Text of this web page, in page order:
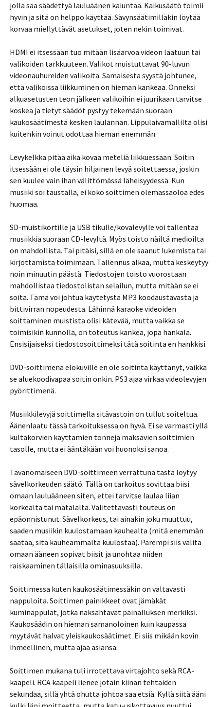
jolla saa säädettyä lauluäänen kaiuntaa. Kaikusäätö toimii
hyvin ja sitä on helppo käyttää. Sävynsäätimilläkin löytää
korvaa miellyttävät asetukset, joten nekin toimivat.
HDMI ei itsessään tuo mitään lisäarvoa videon laatuun tai
valikoiden tarkkuuteen. Valikot muistuttavat 90-luvun
videonauhureiden valikoita. Samaisesta syystä johtunee,
että valikoissa liikkuminen on hieman kankeaa. Onneksi
alkuasetusten teon jälkeen valikoihin ei juurikaan tarvitse
koskea ja tietyt säädöt pystyy tekemään suoraan
kaukosäätimestä kesken laulannan. Lippulaivamallilta olisi
kuitenkin voinut odottaa hieman enemmän.
Levykelkka pitää aika kovaa meteliä liikkuessaan. Soitin
itsessään ei ole täysin hiljainen levyä soitettaessa, joskin
sen kuulee vain ihan välittömässä läheisyydessä. Kun
musiiki soi taustalla, ei koko soittimen olemassaoloa edes
huomaa.
SD-muistikortille ja USB tikulle/kovalevylle voi tallentaa
musiikkia suoraan CD-levyltä. Myös toisto näiltä medioilta
on mahdollista. Tai pitäisi, sillä en ole saanut lukemista tai
kirjottamista toimimaan. Tallennus alkaa, mutta keskeytyy
noin minuutin päästä. Tiedostojen toisto vuorostaan
mahdollistaa tiedostolistan selailun, mutta mitään se ei
soita. Tämä voi johtua käytetystä MP3 koodaustavasta ja
bittivirran nopeudesta. Lähinnä karaoke videoiden
soittaminen muistista olisi kätevää, mutta vaikka se
toimisikin kunnolla, on toteutus kankea, jopa hankala.
Ensisijaiseksi tiedostosoittimeksi tätä soitinta en hankkisi.
DVD-soittimena elokuville en ole soitinta käyttänyt, vaikka
se aluekoodivapaa soitin onkin. PS3 ajaa virkaa videolevyjen
pyörittimenä.
Musiikkilevyjä soittimella sitävastoin on tullut soiteltua.
Äänenlaatu tässä tarkoituksessa on hyvä. Ei se varmasti yllä
kultakorvien käyttämien tonneja maksavien soittimien
tasolle, mutta ei ääntäkään voi huonoksi sanoa.
Tavanomaiseen DVD-soittimeen verrattuna tästä löytyy
sävelkorkeuden säätö. Tällä on tarkoitus sovittaa biisi
omaan lauluääneen siten, ettei tarvitse laulaa liian
korkealta tai matalalta. Valitettavasti touteus on
epäonnistunut. Sävelkorkeus, tai ainakin joku muuttuu,
saaden musiikin kuulostamaan kauhealta (mitä enemmän
säätää, sitä kauheammalta kuulostaa). Parempi siis valita
omaan ääneen sopivat biisit ja unohtaa niiden
raiskaaminen tällaisilla ominasuuksilla.
Soittimessa kuten kaukosäätimessäkin on valtavasti
nappuloita. Soittimen painikkeet ovat jämäkät
kuminappulat, jotka naksahtavat painalluksen merkiksi.
Kaukosäädin on hieman samanoloinen kuin kaupassa
myytävät halvat yleiskaukosäätimet. Ei siis mikään kovin
ihmeellinen, mutta ajaa asiansa.
Soittimen mukana tuli irrotettava virtajohto sekä RCA-
kaapeli. RCA kaapeli lienee jotain kiinan tehtaiden
sekundaa, sillä yhtä ohutta johtoa saa etsiä. Kyllä siitä ääni